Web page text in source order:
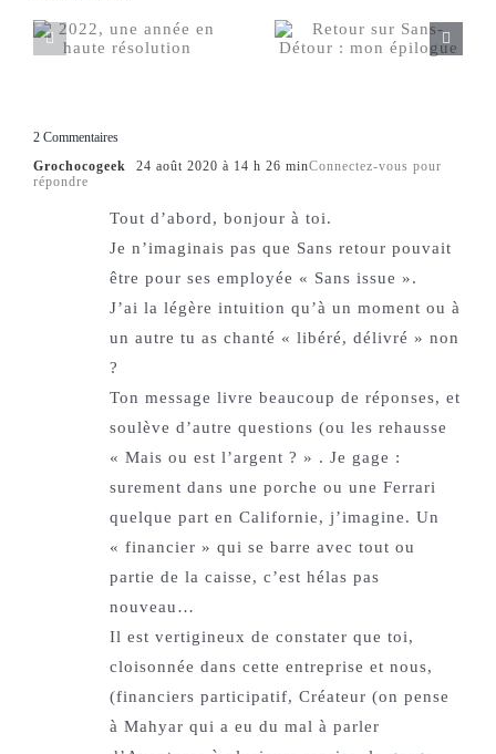
2 Commentaires
Grochocogeek
24 août 2020 à 14 h 26 minConnectez-vous pour
répondre
Tout d’abord, bonjour à toi.
Je n’imaginais pas que Sans retour pouvait
être pour ses employée « Sans issue ».
J’ai la légère intuition qu’à un moment ou à
un autre tu as chanté « libéré, délivré » non
?
Ton message livre beaucoup de réponses, et
soulève d’autre questions (ou les rehausse
« Mais ou est l’argent ? » . Je gage :
surement dans une porche ou une Ferrari
quelque part en Californie, j’imagine. Un
« financier » qui se barre avec tout ou
partie de la caisse, c’est hélas pas
nouveau…
Il est vertigineux de constater que toi,
cloisonnée dans cette entreprise et nous,
(financiers participatif, Créateur (on pense
à Mahyar qui a eu du mal à parler